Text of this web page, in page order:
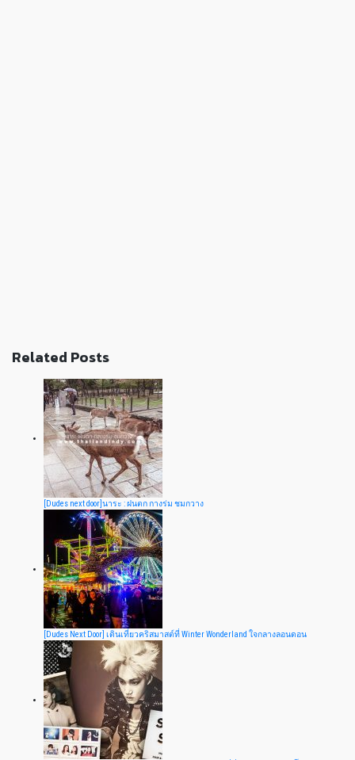
Related Posts
[Dudes next door]นาระ : ฝนตก กางร่ม ชมกวาง
[Dudes Next Door] เดินเที่ยวคริสมาสต์ที่ Winter Wonderland ใจกลางลอนดอน